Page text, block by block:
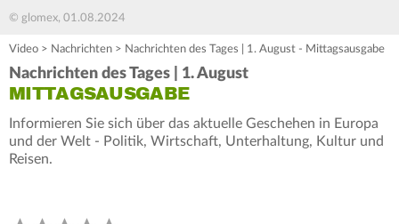
© glomex, 01.08.2024
Video > Nachrichten > Nachrichten des Tages | 1. August - Mittagsausgabe
Nachrichten des Tages | 1. August
MITTAGSAUSGABE
Informieren Sie sich über das aktuelle Geschehen in Europa
und der Welt - Politik, Wirtschaft, Unterhaltung, Kultur und
Reisen.